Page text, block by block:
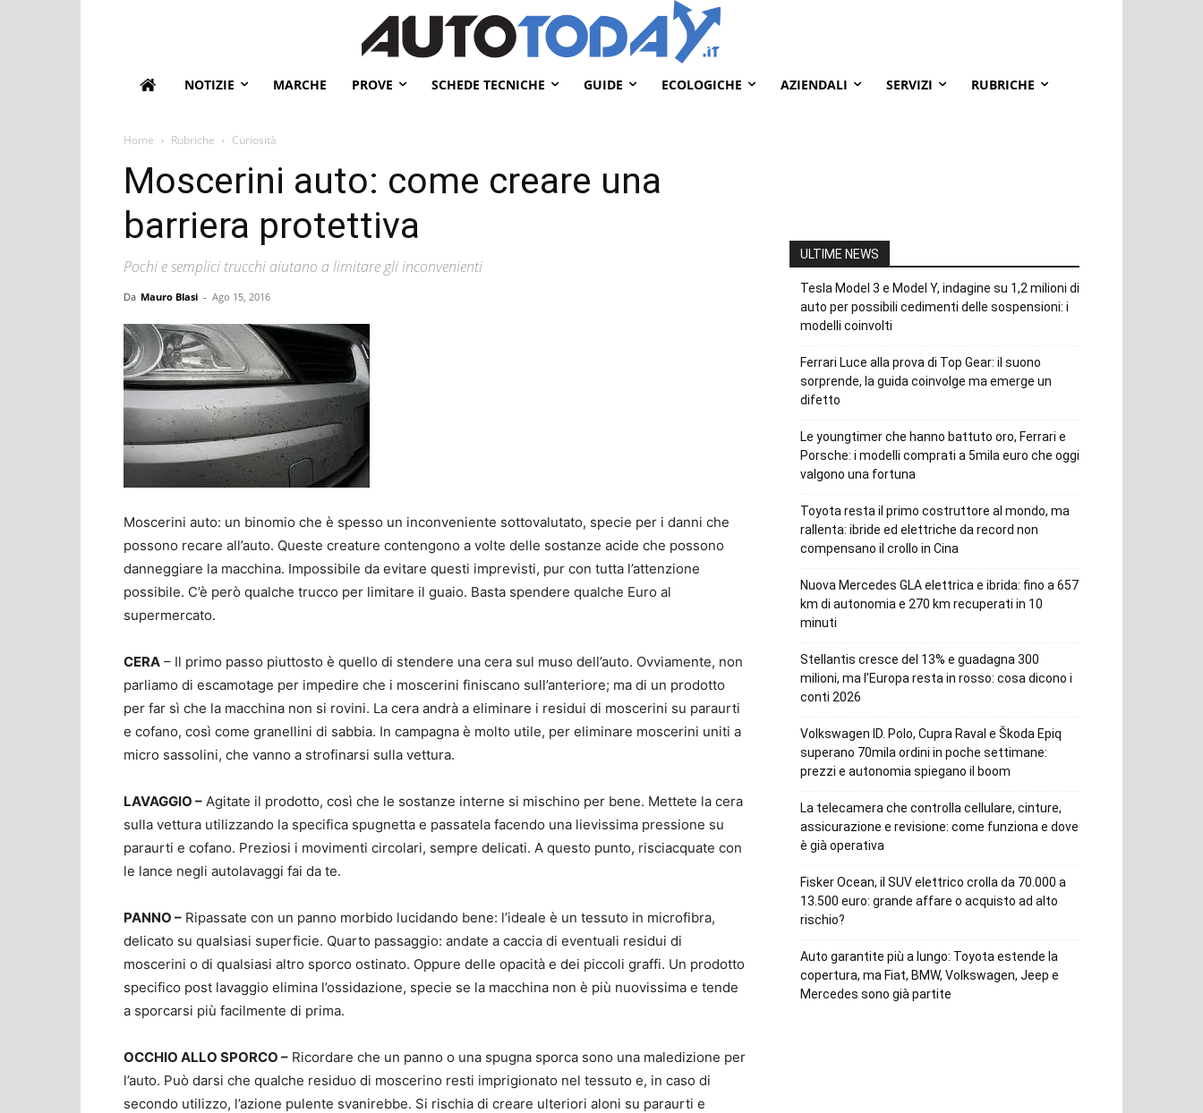
NOTIZIE MARCHE PROVE SCHEDE TECNICHE GUIDE ECOLOGICHE AZIENDALI SERVIZI RUBRICHE
Home Rubriche Curiosità
Moscerini auto: come creare una
barriera protettiva
Pochi e semplici trucchi aiutano a limitare gli inconvenienti
Da Mauro Blasi - Ago 15, 2016
Moscerini auto: un binomio che è spesso un inconveniente sottovalutato, specie per i danni che
possono recare all’auto. Queste creature contengono a volte delle sostanze acide che possono
danneggiare la macchina. Impossibile da evitare questi imprevisti, pur con tutta l’attenzione
possibile. C’è però qualche trucco per limitare il guaio. Basta spendere qualche Euro al
supermercato.
CERA – Il primo passo piuttosto è quello di stendere una cera sul muso dell’auto. Ovviamente, non
parliamo di escamotage per impedire che i moscerini finiscano sull’anteriore; ma di un prodotto
per far sì che la macchina non si rovini. La cera andrà a eliminare i residui di moscerini su paraurti
e cofano, così come granellini di sabbia. In campagna è molto utile, per eliminare moscerini uniti a
micro sassolini, che vanno a strofinarsi sulla vettura.
LAVAGGIO – Agitate il prodotto, così che le sostanze interne si mischino per bene. Mettete la cera
sulla vettura utilizzando la specifica spugnetta e passatela facendo una lievissima pressione su
paraurti e cofano. Preziosi i movimenti circolari, sempre delicati. A questo punto, risciacquate con
le lance negli autolavaggi fai da te.
PANNO – Ripassate con un panno morbido lucidando bene: l’ideale è un tessuto in microfibra,
delicato su qualsiasi superficie. Quarto passaggio: andate a caccia di eventuali residui di
moscerini o di qualsiasi altro sporco ostinato. Oppure delle opacità e dei piccoli graffi. Un prodotto
specifico post lavaggio elimina l’ossidazione, specie se la macchina non è più nuovissima e tende
a sporcarsi più facilmente di prima.
OCCHIO ALLO SPORCO – Ricordare che un panno o una spugna sporca sono una maledizione per
l’auto. Può darsi che qualche residuo di moscerino resti imprigionato nel tessuto e, in caso di
secondo utilizzo, l’azione pulente svanirebbe. Si rischia di creare ulteriori aloni su paraurti e
ULTIME NEWS
Tesla Model 3 e Model Y, indagine su 1,2 milioni di
auto per possibili cedimenti delle sospensioni: i
modelli coinvolti
Ferrari Luce alla prova di Top Gear: il suono
sorprende, la guida coinvolge ma emerge un
difetto
Le youngtimer che hanno battuto oro, Ferrari e
Porsche: i modelli comprati a 5mila euro che oggi
valgono una fortuna
Toyota resta il primo costruttore al mondo, ma
rallenta: ibride ed elettriche da record non
compensano il crollo in Cina
Nuova Mercedes GLA elettrica e ibrida: fino a 657
km di autonomia e 270 km recuperati in 10
minuti
Stellantis cresce del 13% e guadagna 300
milioni, ma l’Europa resta in rosso: cosa dicono i
conti 2026
Volkswagen ID. Polo, Cupra Raval e Škoda Epiq
superano 70mila ordini in poche settimane:
prezzi e autonomia spiegano il boom
La telecamera che controlla cellulare, cinture,
assicurazione e revisione: come funziona e dove
è già operativa
Fisker Ocean, il SUV elettrico crolla da 70.000 a
13.500 euro: grande affare o acquisto ad alto
rischio?
Auto garantite più a lungo: Toyota estende la
copertura, ma Fiat, BMW, Volkswagen, Jeep e
Mercedes sono già partite